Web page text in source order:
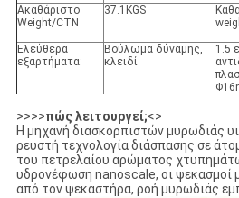
Ακαθάριστο
Weight/CTN
37.1KGS
Ελεύθερα
εξαρτήματα:
Βούλωμα δύναμης,
κλειδί
1.5
>>>>πώς λειτουργεί;<>
Η μηχανή διασκορπιστών μυρωδιάς
ρευστή τεχνολογία διάσπασης σε
του πετρελαίου αρώματος
υδρονέφωση nanoscale, οι
από τον ψεκαστήρα, ροή μυρωδιάς